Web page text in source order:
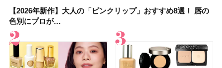
【2026年新作】大人の「ピンクリップ」おすすめ8選！ 唇の
色別にプロが…
【上田竜也さんのマイベストコスメ５選】大人になって開眼
したからこそ愛が深…
【2026年新作】大人の「ピンクリップ」おすすめ8選！ 唇の
色別にプロが…
【2026夏】「香水・フレグランス」ランキングTOP5！＜美
容マニア・マ…
【2026年最新】ダイエットや腸活におすすめの食品・ドリン
ク6選！ 美活…
【2026年夏】40代におすすめの髪型30選！ 若く見える・手
入れが楽な…
【フォロー＆いいねで当たる】中国割烹旅館 掬水亭の宿泊券
を1組2名様にプ…
【セザンヌ】8/7新色追加！「ウォータリーティントリップ
」10モモピュ…